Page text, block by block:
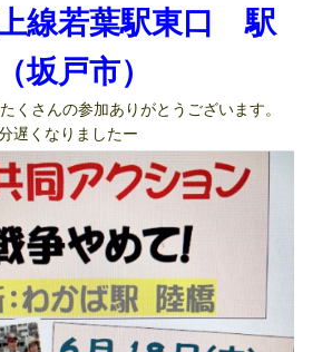
線若葉駅東口 駅
戸市）
くさんの参加ありがとうございます。
くなりましたー